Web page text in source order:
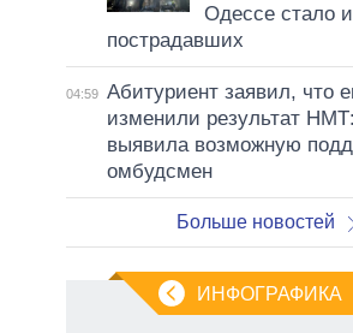
Одессе стало
пострадавших
04:59 Абитуриент заявил, что
изменили результат
выявила возможную
омбудсмен
Больше новостей
ИНФОГРАФИКА